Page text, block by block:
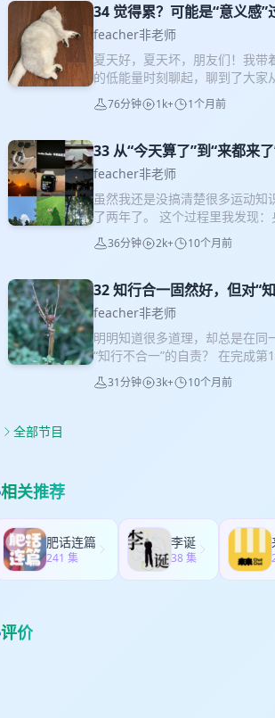
聊心里议题的场景哈，作为工作
了这段心路历程。我们聊了： *
00:13:00 GPT戳中无意识的重
小时随时在线的响应后，为什
“顺从”背后，藏着什么问题？ *
1:00:00 为什么最后会选择暂时
shownotes（附上了一些实证研
下午（inst.）by 狄奥尼索斯 *
生命力时刻 @玉皇山，杭州
34 觉得累？可能是“意义感”
feacher非老师
夏天好，夏天坏，朋友们！我
的低能量时刻聊起，聊到了大家
也在这期节目里同步了一些些
何从“我知道但总是做不到”到“
刻：拌面拌不动、生日搞不动、
撑型 26:58 厉害的《吹牛日记》
越来越高，是目标越来越小
吧！ 52:06 从“连双周更都做不
意义感到配躺感：对“接纳”的
萃咖啡、Magic Word 01:06:48
体 01:13:56 Ending：你的手机
使，独立英语教师 🎙节目制作
Lakewavebeatz - ＂magic＂
76分钟 1k+ 1个月前
33 从“今天算了”到“来都来
feacher非老师
虽然我还是没搞清楚很多运动
了两年了。 这个过程里我发现
就聊聊一个运动小白是怎么从
运动攻略吓到过，或者老是坚
天打鱼两天晒网-> 规律运动两
大学开始尝试健身，但那时候功
开始重视身体的契机：因为长期
阳气，才有可能突破精神世界的
点放在“一次又一次去完成”的时
（ADHD友好） 20:03 哄骗大
听身体的阶段性需求：从平衡滋
36分钟 2k+ 10个月前
32 知行合一固然好，但对“
feacher非老师
明明知道很多道理，却总是在
“知行不合一”的自责？ 在完成
是生活里的常态，我们最需要
尝试心理咨询，中间不定期也
询室里大哭，第一反应是觉得有
待一会儿 16:35 “不要轻易以为
很兴奋—— work-life从来没有这
22:43 从寻求确定到容纳反复
Down （by Imany） *
里遇见的小🐌 —— 允许自己做
31分钟 3k+ 10个月前
全部节目
相关推荐
肥话连篇
241 集
李诞
38 集
评价